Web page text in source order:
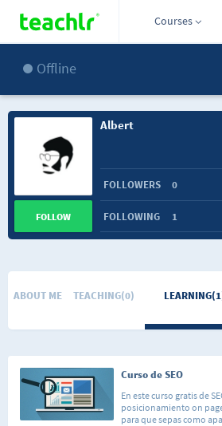
Courses
Offline
Albert
FOLLOWERS 0
FOLLOWING 1
FOLLOW
ABOUT ME TEACHING(0)
Curso de SEO
En este curso gratis de
posicionamiento on
para que sepas como